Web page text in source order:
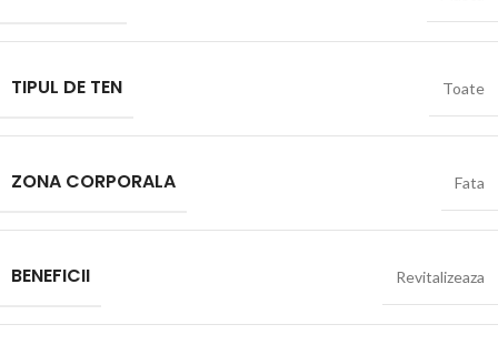
TIPUL DE TEN Toate
ZONA CORPORALA Fata
BENEFICII Revitalizeaza